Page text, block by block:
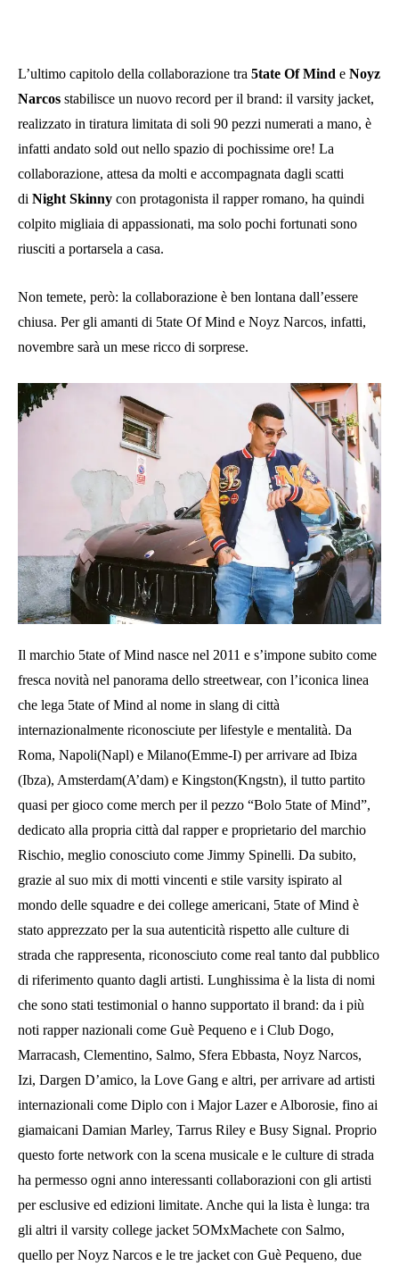
L’ultimo capitolo della collaborazione tra 5tate Of Mind e Noyz
Narcos stabilisce un nuovo record per il brand: il varsity jacket,
realizzato in tiratura limitata di soli 90 pezzi numerati a mano, è
infatti andato sold out nello spazio di pochissime ore! La
collaborazione, attesa da molti e accompagnata dagli scatti
di Night Skinny con protagonista il rapper romano, ha quindi
colpito migliaia di appassionati, ma solo pochi fortunati sono
riusciti a portarsela a casa.
Non temete, però: la collaborazione è ben lontana dall’essere
chiusa. Per gli amanti di 5tate Of Mind e Noyz Narcos, infatti,
novembre sarà un mese ricco di sorprese.
Il marchio 5tate of Mind nasce nel 2011 e s’impone subito come
fresca novità nel panorama dello streetwear, con l’iconica linea
che lega 5tate of Mind al nome in slang di città
internazionalmente riconosciute per lifestyle e mentalità. Da
Roma, Napoli(Napl) e Milano(Emme-I) per arrivare ad Ibiza
(Ibza), Amsterdam(A’dam) e Kingston(Kngstn), il tutto partito
quasi per gioco come merch per il pezzo “Bolo 5tate of Mind”,
dedicato alla propria città dal rapper e proprietario del marchio
Rischio, meglio conosciuto come Jimmy Spinelli. Da subito,
grazie al suo mix di motti vincenti e stile varsity ispirato al
mondo delle squadre e dei college americani, 5tate of Mind è
stato apprezzato per la sua autenticità rispetto alle culture di
strada che rappresenta, riconosciuto come real tanto dal pubblico
di riferimento quanto dagli artisti. Lunghissima è la lista di nomi
che sono stati testimonial o hanno supportato il brand: da i più
noti rapper nazionali come Guè Pequeno e i Club Dogo,
Marracash, Clementino, Salmo, Sfera Ebbasta, Noyz Narcos,
Izi, Dargen D’amico, la Love Gang e altri, per arrivare ad artisti
internazionali come Diplo con i Major Lazer e Alborosie, fino ai
giamaicani Damian Marley, Tarrus Riley e Busy Signal. Proprio
questo forte network con la scena musicale e le culture di strada
ha permesso ogni anno interessanti collaborazioni con gli artisti
per esclusive ed edizioni limitate. Anche qui la lista è lunga: tra
gli altri il varsity college jacket 5OMxMachete con Salmo,
quello per Noyz Narcos e le tre jacket con Guè Pequeno, due